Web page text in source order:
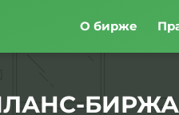
О бирже
БИРЖА